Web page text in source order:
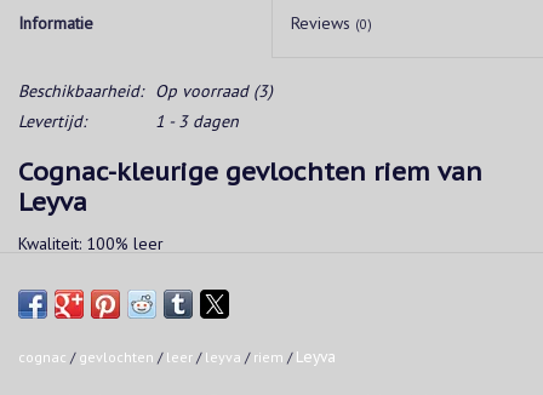
Informatie Reviews (0)
Beschikbaarheid: Op voorraad(3)
Levertijd:
1 - 3 dagen
Cognac-kleurige gevlochten riem van
Leyva
Kwaliteit: 100% leer
Breedte: 3,5 cm
Verstelbaar: nee, heeft geen inkortingssysteem
cognac / gevlochten / leer / leyva / riem / Leyva